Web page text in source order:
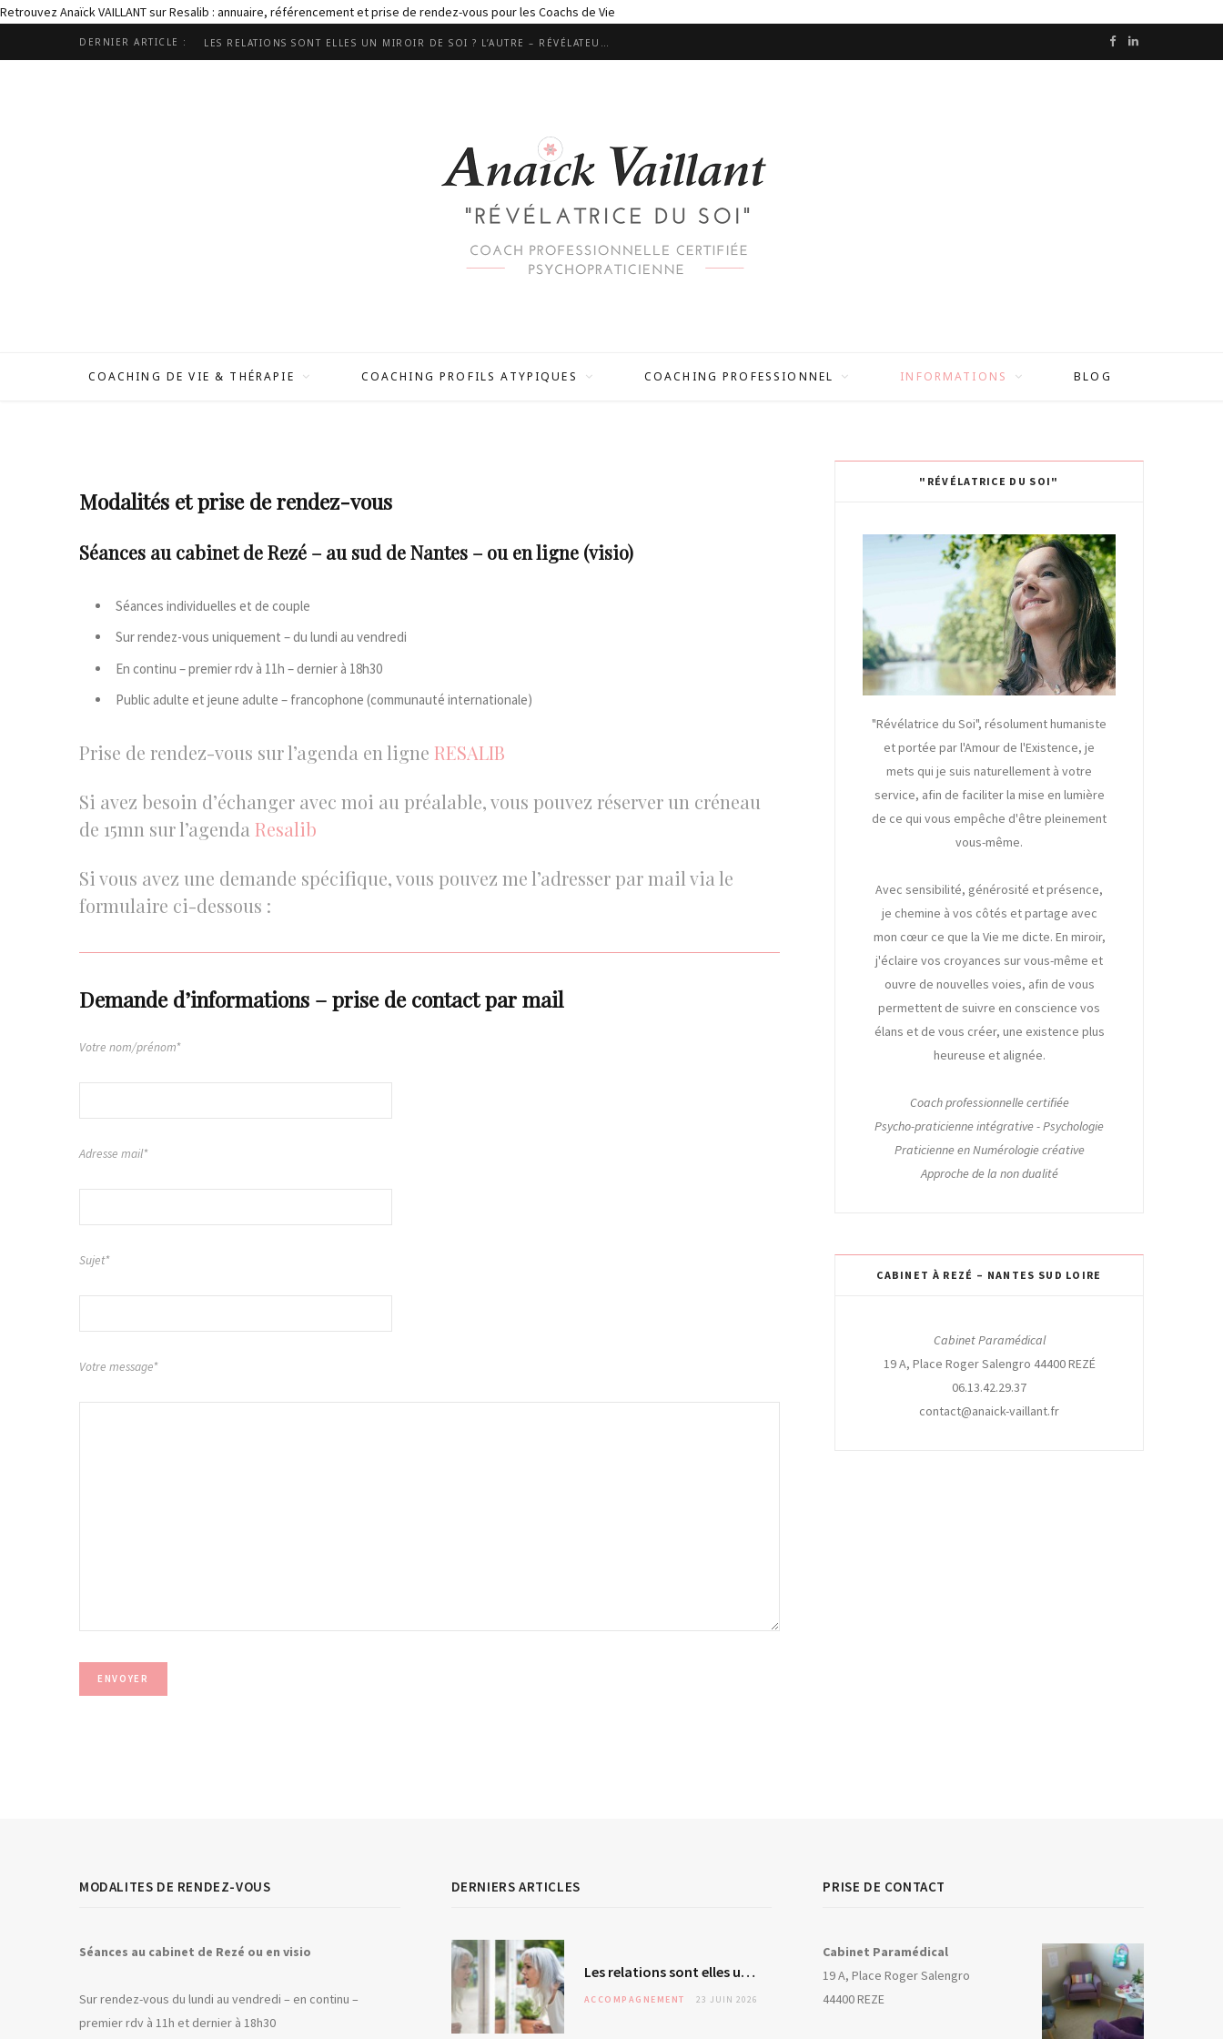
Retrouvez Anaïck VAILLANT sur Resalib : annuaire, référencement et prise de rendez-vous pour les Coachs de Vie
DERNIER ARTICLE : LES RELATIONS SONT ELLES UN MIROIR DE SOI ? L’AUTRE – RÉVÉLATEUR MALGRÉ LUI ? F L
COACHING DE VIE & THÉRAPIE COACHING PROFILS ATYPIQUES COACHING PROFESSIONNEL INFORMATIONS BLOG
Modalités et prise de rendez-vous
Séances au cabinet de Rezé – au sud de Nantes – ou en ligne (visio)
Séances individuelles et de couple
Sur rendez-vous uniquement – du lundi au vendredi
En continu – premier rdv à 11h – dernier à 18h30
Public adulte et jeune adulte – francophone (communauté internationale)
Prise de rendez-vous sur l’agenda en ligne RESALIB
Si avez besoin d’échanger avec moi au préalable, vous pouvez réserver un créneau
de 15mn sur l’agenda Resalib
Si vous avez une demande spécifique, vous pouvez me l’adresser par mail via le
formulaire ci-dessous :
Demande d’informations – prise de contact par mail
Votre nom/prénom*
Adresse mail*
Sujet*
Votre message*
"RÉVÉLATRICE DU SOI"
"Révélatrice du Soi", résolument humaniste
et portée par l'Amour de l'Existence, je
mets qui je suis naturellement à votre
service, afin de faciliter la mise en lumière
de ce qui vous empêche d'être pleinement
vous-même.
Avec sensibilité, générosité et présence,
je chemine à vos côtés et partage avec
mon cœur ce que la Vie me dicte. En miroir,
j'éclaire vos croyances sur vous-même et
ouvre de nouvelles voies, afin de vous
permettent de suivre en conscience vos
élans et de vous créer, une existence plus
heureuse et alignée.
Coach professionnelle certifiée
Psycho-praticienne intégrative - Psychologie
Praticienne en Numérologie créative
Approche de la non dualité
CABINET À REZÉ – NANTES SUD LOIRE
Cabinet Paramédical
19 A, Place Roger Salengro 44400 REZÉ
06.13.42.29.37
contact@anaick-vaillant.fr
MODALITES DE RENDEZ-VOUS
Séances au cabinet de Rezé ou en visio
Sur rendez-vous du lundi au vendredi – en continu –
premier rdv à 11h et dernier à 18h30
DERNIERS ARTICLES
Les relations sont elles un miroir de soi ? L’autre – révélateur malgré lui ?
ACCOMPAGNEMENT 23 JUIN 2026
PRISE DE CONTACT
Cabinet Paramédical
19 A, Place Roger Salengro
44400 REZE